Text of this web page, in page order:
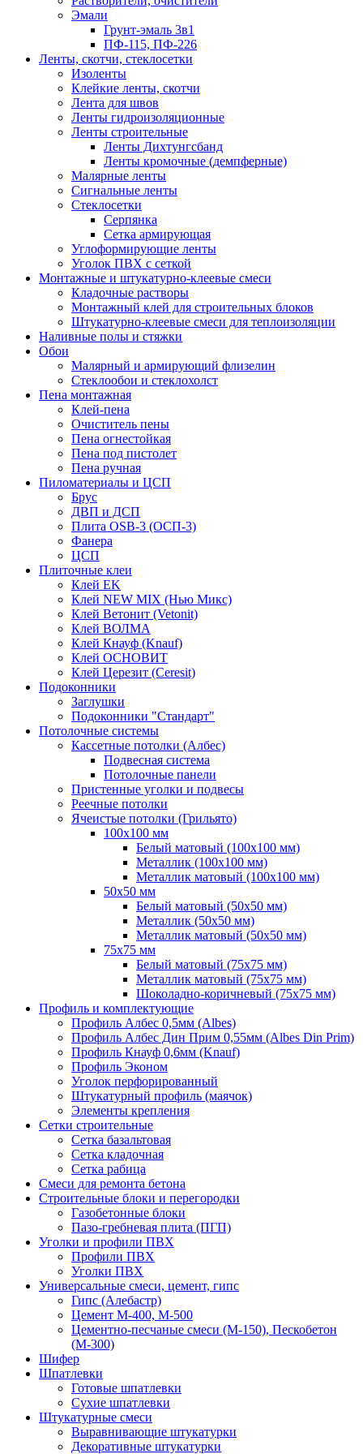
Эмали
Грунт-эмаль 3в1
ПФ-115, ПФ-226
Ленты, скотчи, стеклосетки
Изоленты
Клейкие ленты, скотчи
Лента для швов
Ленты гидроизоляционные
Ленты строительные
Ленты Дихтунгсбанд
Ленты кромочные (демпферные)
Малярные ленты
Сигнальные ленты
Стеклосетки
Серпянка
Сетка армирующая
Углоформирующие ленты
Уголок ПВХ с сеткой
Монтажные и штукатурно-клеевые смеси
Кладочные растворы
Монтажный клей для строительных блоков
Штукатурно-клеевые смеси для теплоизоляции
Наливные полы и стяжки
Обои
Малярный и армирующий флизелин
Стеклообои и стеклохолст
Пена монтажная
Клей-пена
Очиститель пены
Пена огнестойкая
Пена под пистолет
Пена ручная
Пиломатериалы и ЦСП
Брус
ДВП и ДСП
Плита OSB-3 (ОСП-3)
Фанера
ЦСП
Плиточные клеи
Клей EK
Клей NEW MIX (Нью Микс)
Клей Ветонит (Vetonit)
Клей ВОЛМА
Клей Кнауф (Knauf)
Клей ОСНОВИТ
Клей Церезит (Ceresit)
Подоконники
Заглушки
Подоконники "Стандарт"
Потолочные системы
Кассетные потолки (Албес)
Подвесная система
Потолочные панели
Пристенные уголки и подвесы
Реечные потолки
Ячеистые потолки (Грильято)
100х100 мм
Белый матовый (100х100 мм)
Металлик (100х100 мм)
Металлик матовый (100х100 мм)
50х50 мм
Белый матовый (50х50 мм)
Металлик (50х50 мм)
Металлик матовый (50х50 мм)
75х75 мм
Белый матовый (75х75 мм)
Металлик матовый (75х75 мм)
Шоколадно-коричневый (75х75 мм)
Профиль и комплектующие
Профиль Албес 0,5мм (Albes)
Профиль Албес Дин Прим 0,55мм (Albes Din Prim)
Профиль Кнауф 0,6мм (Knauf)
Профиль Эконом
Уголок перфорированный
Штукатурный профиль (маячок)
Элементы крепления
Сетки строительные
Сетка базальтовая
Сетка кладочная
Сетка рабица
Смеси для ремонта бетона
Строительные блоки и перегородки
Газобетонные блоки
Пазо-гребневая плита (ПГП)
Уголки и профили ПВХ
Профили ПВХ
Уголки ПВХ
Универсальные смеси, цемент, гипс
Гипс (Алебастр)
Цемент М-400, М-500
Цементно-песчаные смеси (М-150), Пескобетон
(М-300)
Шифер
Шпатлевки
Готовые шпатлевки
Сухие шпатлевки
Штукатурные смеси
Выравнивающие штукатурки
Декоративные штукатурки